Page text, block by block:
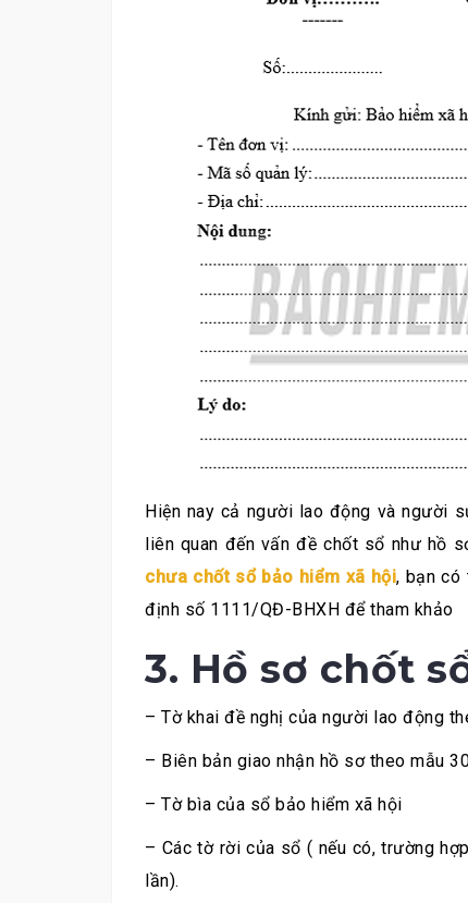
Hiện nay cả người lao động và người
liên quan đến vấn đề chốt sổ như hồ
chưa chốt sổ bảo hiểm xã hội, bạn có
định số 1111/QĐ-BHXH để tham khảo
3. Hồ sơ chốt
– Tờ khai đề nghị của người lao động
– Biên bản giao nhận hồ sơ theo mẫu
– Tờ bìa của sổ bảo hiểm xã hội
– Các tờ rời của sổ ( nếu có, trường
lần).